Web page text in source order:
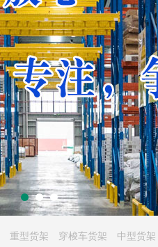
重型货架 穿梭车货架 中型货架